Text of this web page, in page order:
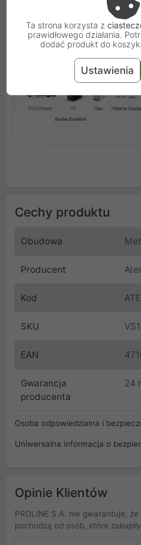
Cechy produktu
Obudowa
Producent
Kod
SKU
EAN
Gwarancja
producenta
24
Osoba odpowiedzialna i
Uniwersalna informacja o
Opinie Klientów
PROLINE S.A. nie gwarantuje,
pochodzą od osób, które
Ta strona korzysta z
prawidłowego działania.
dodać produkt do
Ustawienia